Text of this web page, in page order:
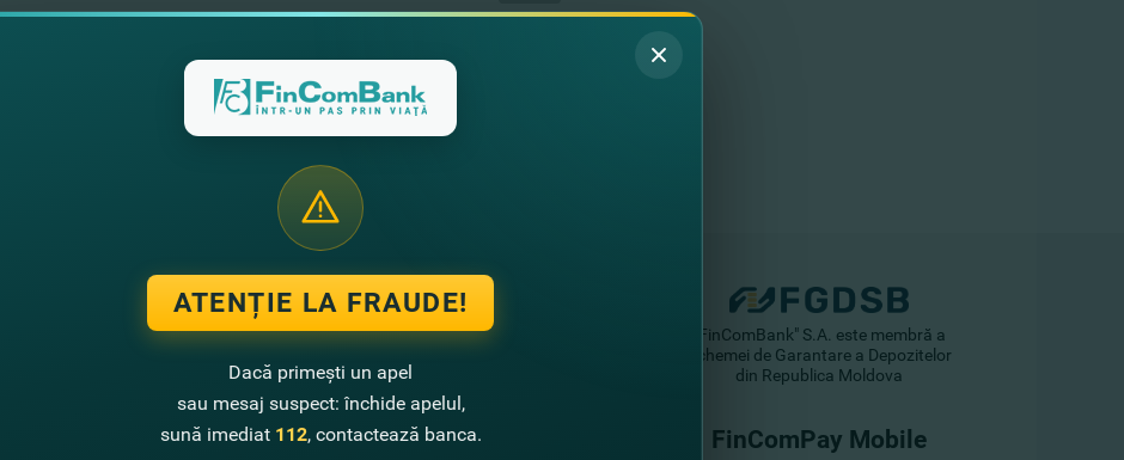
Contactează-ne
Call center
022 269 999
Sugestii de îmbunătățire
"FinComBank" S.A. este membră a
Schemei de Garantare a Depozitelor
din Republica Moldova
FinComPay Mobile
ATENȚIE LA FRAUDE!
Dacă primești un apel
sau mesaj suspect: închide apelul,
sună imediat 112, contactează banca.